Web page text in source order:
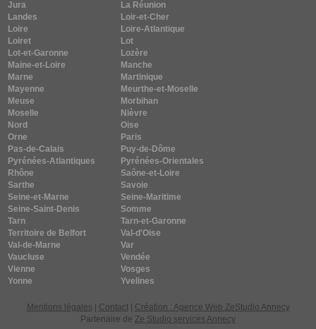
Jura
La Réunion
Landes
Loir-et-Cher
Loire
Loire-Atlantique
Loiret
Lot
Lot-et-Garonne
Lozère
Maine-et-Loire
Manche
Marne
Martinique
Mayenne
Meurthe-et-Moselle
Meuse
Morbihan
Moselle
Nièvre
Nord
Oise
Orne
Paris
Pas-de-Calais
Puy-de-Dôme
Pyrénées-Atlantiques
Pyrénées-Orientales
Rhône
Saône-et-Loire
Sarthe
Savoie
Seine-et-Marne
Seine-Maritime
Seine-Saint-Denis
Somme
Tarn
Tarn-et-Garonne
Territoire de Belfort
Val-d'Oise
Val-de-Marne
Var
Vaucluse
Vendée
Vienne
Vosges
Yonne
Yvelines
Mentions légales Contact|
Création : Agence Web ZeStudio Annecy
Partenaire de Ze Studio services Annecy